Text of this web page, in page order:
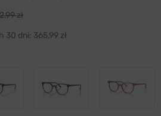
zł
30 dni: 365,99 zł